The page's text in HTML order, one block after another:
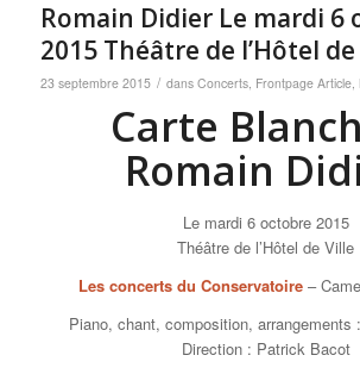
Romain Didier Le mardi 6
2015 Théâtre de l’Hôtel
23 septembre 2015 / dans Concerts, Frontpage Article,
Carte
Romain
Le mardi 6 octobre 2015
Théâtre de l’Hôtel de Ville
Les concerts du Conservatoire–
Piano, chant, composition, arrangements
Direction : Patrick Bacot